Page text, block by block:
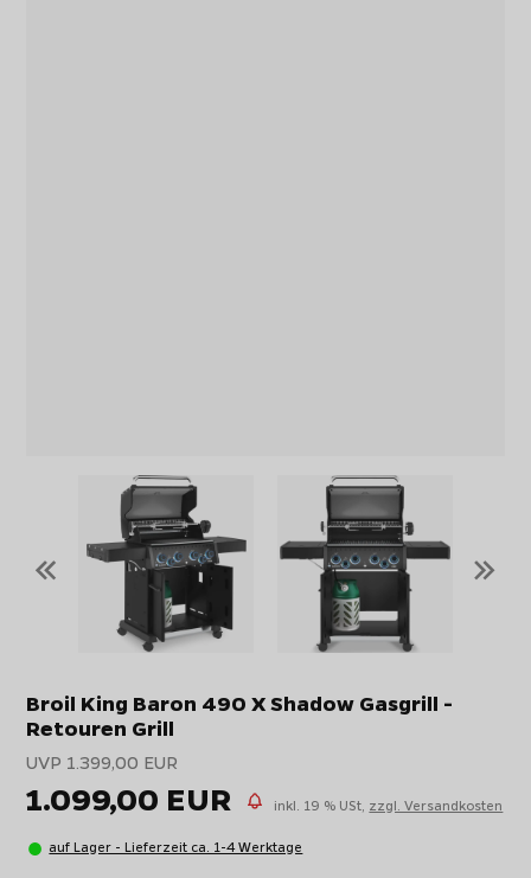
« »
Broil King Baron 490 X Shadow Gasgrill -
Retouren Grill
UVP 1.399,00 EUR
1.099,00 EUR inkl. 19 % USt, zzgl. Versandkosten
auf Lager - Lieferzeit ca. 1-4 Werktage